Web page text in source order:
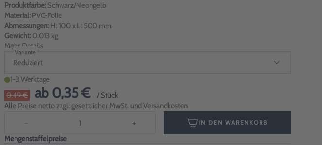
Produktfarbe: Schwarz/Neongelb
Material: PVC-Folie
Abmessungen: H: 100 x L: 500 mm
Gewicht: 0.013 kg
Mehr Details
Variante
Reduziert
1-3 Werktage
0,49 €
ab 0,35 €
/ Stück
Alle Preise netto zzgl. gesetzlicher MwSt. und Versandkosten
− + IN DEN WARENKORB
Mengenstaffelpreise